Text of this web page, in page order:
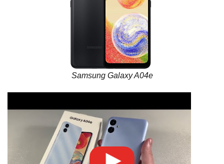
Samsung Galaxy A04e